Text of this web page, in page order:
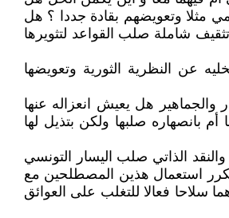
مثلا وتعويضهم بقادة جددا ؟ هل
شاملة صلب القواعد لتثويرها
عن النظرية الثورية وتعويضها
والجماهير هل يعيش انعزاله عنها
أم بانصهاره صلبها ولكن بتذيل لها
والنقد الذاتي صلب اليسار التونسي
استعمال هذين المصطلحين مع
سلاحا فعالا للتغلب على العوائق